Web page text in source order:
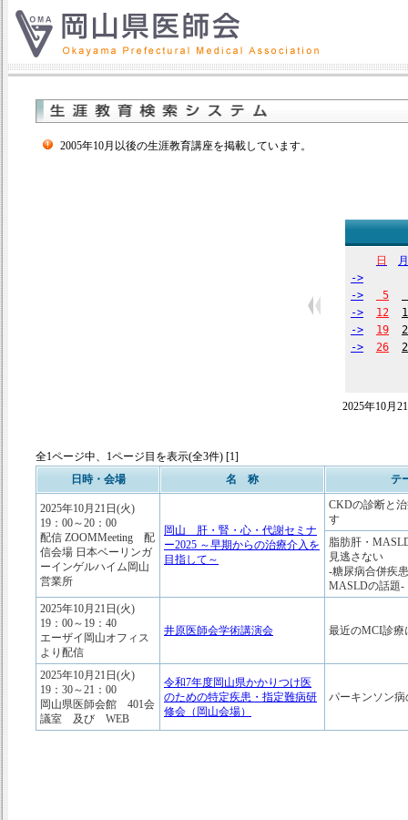
2005年10月以後の生涯教育講座を掲載しています。
日
月
->
->
5
->
12
->
19
->
26
2025年10月
全1ページ中、1ページ目を表示(全3件) [1]
日時・会場
名 称 テ
2025年10月21日(火)
19：00～20：00
配信 ZOOMMeeting 配
信会場 日本ベーリンガ
ーインゲルハイム岡山
営業所
岡山 肝・腎・心・代謝セミナ
ー2025 ～早期からの治療介入を
目指して～
CKDの診断と
す
脂肪肝・
見逃さない
-糖尿病合併疾
MASLDの話題-
2025年10月21日(火)
19：00～19：40
エーザイ岡山オフィス
より配信
井原医師会学術講演会 最近のMCI診療
2025年10月21日(火)
19：30～21：00
岡山県医師会館 401会
議室 及び WEB
令和7年度岡山県かかりつけ医
のための特定疾患・指定難病研
修会（岡山会場）
パーキンソン